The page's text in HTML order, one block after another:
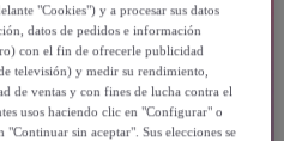
"Cookies") y a procesar sus datos
datos de pedidos e información
con el fin de ofrecerle publicidad
televisión) y medir su rendimiento,
de ventas y con fines de lucha contra el
usos haciendo clic en "Configurar" o
sin aceptar". Sus elecciones se